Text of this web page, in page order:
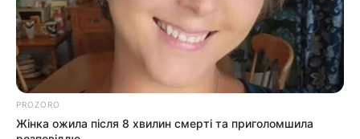
PROZORO
Жінка ожила після 8 хвилин смерті та приголомшила